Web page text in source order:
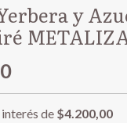
y
de $4.200,00